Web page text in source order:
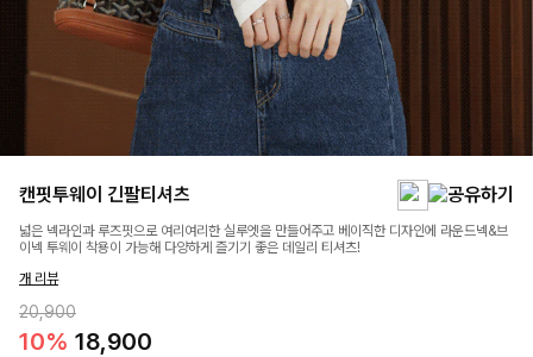
캔핏투웨이 긴팔티셔츠
넓은 넥라인과 루즈핏으로 여리여리한 실루엣을 만들어주고 베이직한 디자인에 라운드넥&브
이넥 투웨이 착용이 가능해 다양하게 즐기기 좋은 데일리 티셔츠!
개 리뷰
20,900
10% 18,900